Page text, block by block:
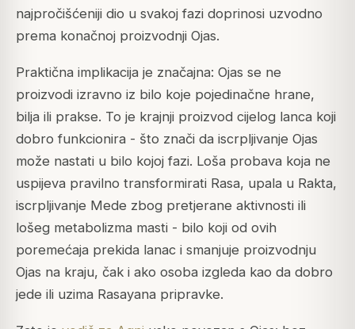
najpročišćeniji dio u svakoj fazi doprinosi uzvodno
prema konačnoj proizvodnji Ojas.
Praktična implikacija je značajna: Ojas se ne
proizvodi izravno iz bilo koje pojedinačne hrane,
bilja ili prakse. To je krajnji proizvod cijelog lanca koji
dobro funkcionira - što znači da iscrpljivanje Ojas
može nastati u bilo kojoj fazi. Loša probava koja ne
uspijeva pravilno transformirati Rasa, upala u Rakta,
iscrpljivanje Mede zbog pretjerane aktivnosti ili
lošeg metabolizma masti - bilo koji od ovih
poremećaja prekida lanac i smanjuje proizvodnju
Ojas na kraju, čak i ako osoba izgleda kao da dobro
jede ili uzima Rasayana pripravke.